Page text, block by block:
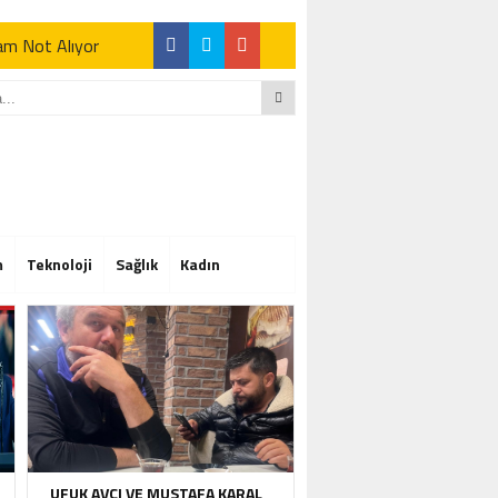
Not Alıyor
Not Alıyor
Teknoloji Sağlık Kadın
UFUK AVCI VE MUSTAFA KARAL